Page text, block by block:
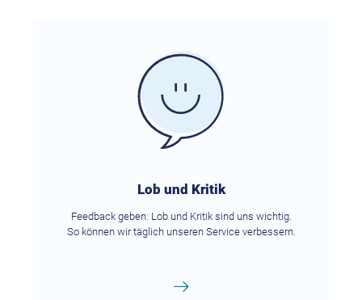
Lob und Kritik
Feedback geben: Lob und Kritik sind uns wichtig.
So können wir täglich unseren Service verbessern.